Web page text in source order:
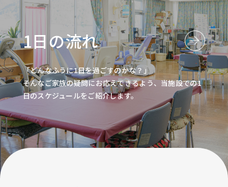
1日の流れ
「どんなふうに1日を過ごすのかな？」
そんなご家族の疑問にお応えできるよう、当施設での1
日のスケジュールをご紹介します。